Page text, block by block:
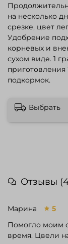
на несколько
срезке, цвет
Удобрение
корневых и
сухом виде. 1
приготовления
подкормок.
Выбрать
Марина
5
Помогло моим
время. Цвели